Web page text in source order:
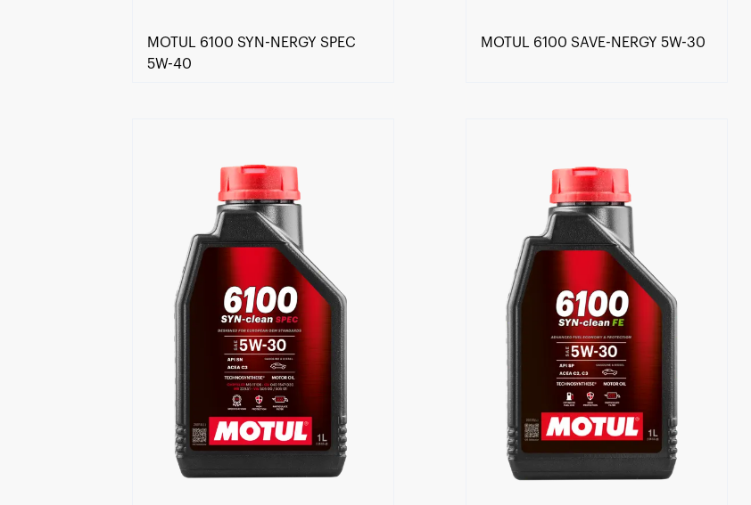
Händlersuche
MOTUL 6100 SYN-NERGY SPEC
5W-40
Händlersuche
MOTUL 6100 SAVE-NERGY 5W-30